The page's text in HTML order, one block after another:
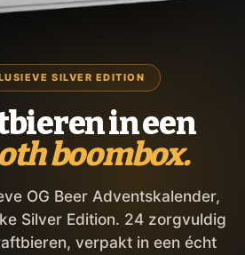
SILVER EDITION
in een
boombox.
OG Beer Adventskalender,
Silver Edition. 24 zorgvuldig
verpakt in een écht